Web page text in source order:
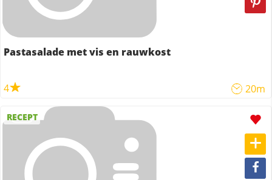
Pastasalade met vis en rauwkost
4 20m
RECEPT